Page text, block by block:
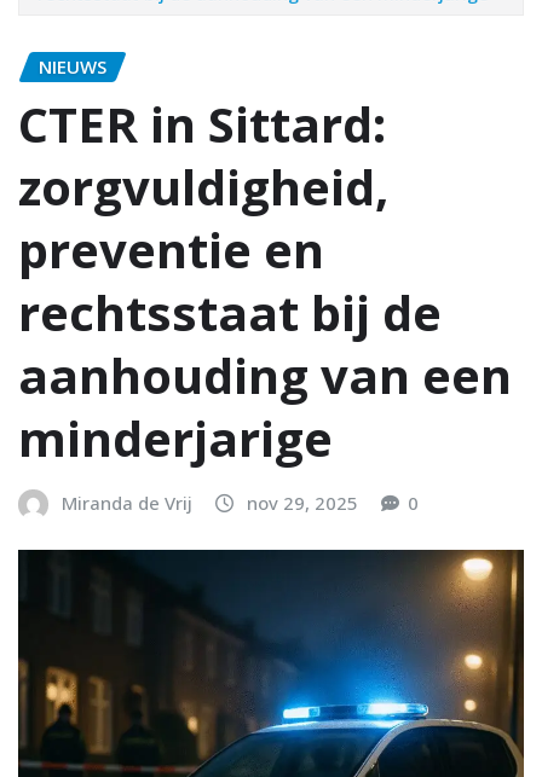
NIEUWS
CTER in Sittard:
zorgvuldigheid,
preventie en
rechtsstaat bij de
aanhouding van een
minderjarige
Miranda de Vrij nov 29, 2025 0